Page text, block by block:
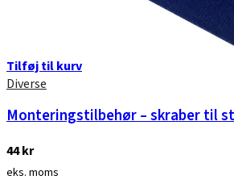
Tilføj til kurv
Diverse
Monteringstilbehør – skraber til
44kr
eks. moms